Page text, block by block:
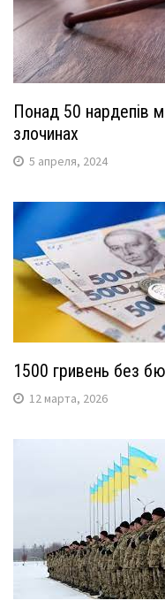
Понад 50 нардепів
злочинах
5 апреля, 2024
1500 гривень без
12 марта, 2026